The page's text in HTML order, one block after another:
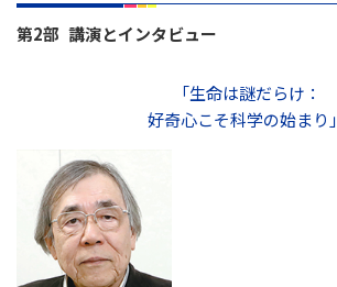
第2部 講演とインタビュー
「生命は謎だらけ：
好奇心こそ科学の始まり」